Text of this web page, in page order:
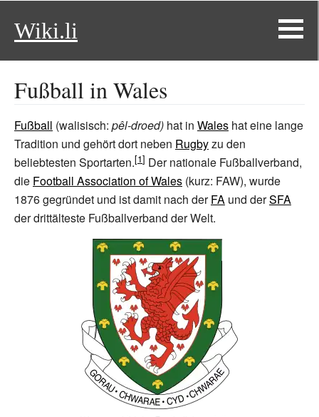
Wiki.li
Fußball in Wales
Fußball (walisisch: pêl-droed) hat in Wales hat eine lange
Tradition und gehört dort neben Rugbyzu den
beliebtesten Sportarten.
Der nationale Fußballverband,
die Football Association of Wales (kurz: FAW), wurde
1876 gegründet und ist damit nach derFA und derSFA
der drittälteste Fußballverband der Welt.